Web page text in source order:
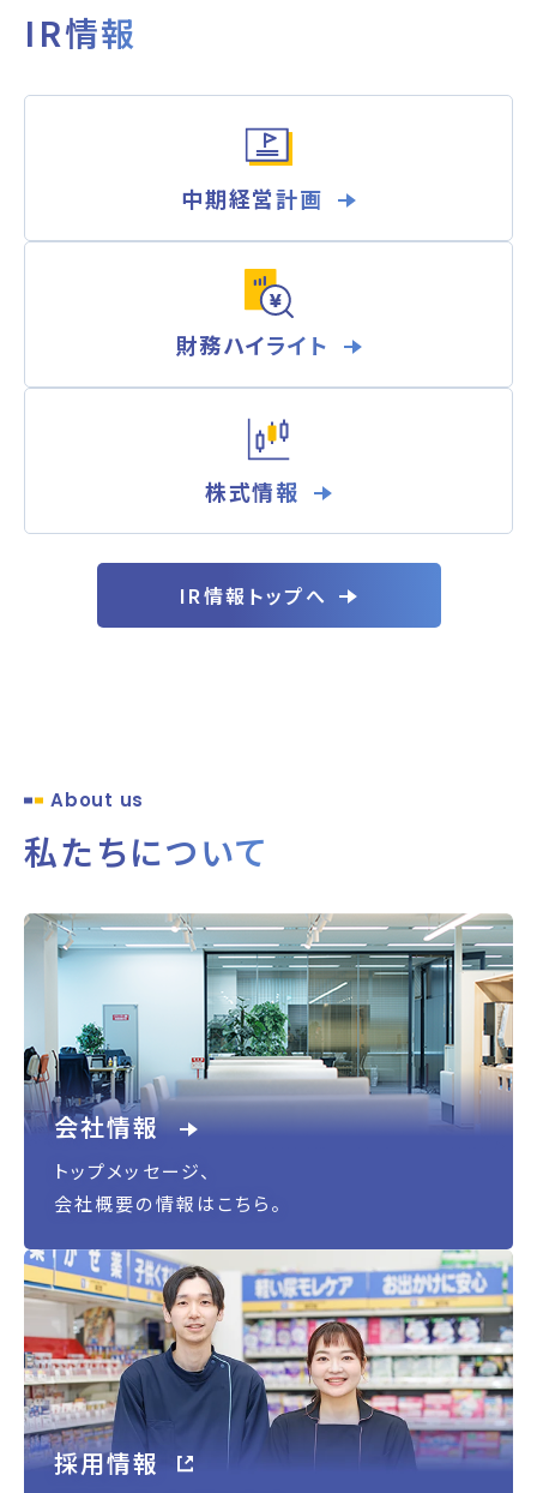
IR情報
中期経営計画
財務ハイライト
株式情報
IR情報トップへ
About us
私たちについて
会社情報
トップメッセージ、
会社概要の情報はこちら。
採用情報